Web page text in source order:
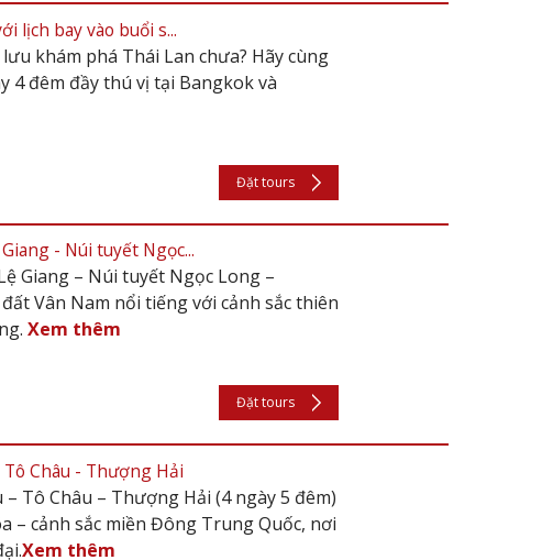
lịch bay vào buổi s...
khám phá Thái Lan chưa? Hãy cùng
4 đêm đầy thú vị tại Bangkok và
Đặt tours
- Núi tuyết Ngọc...
Giang – Núi tuyết Ngọc Long –
Vân Nam nổi tiếng với cảnh sắc thiên
Xem thêm
Đặt tours
Châu - Thượng Hải
Tô Châu – Thượng Hải (4 ngày 5 đêm)
– cảnh sắc miền Đông Trung Quốc, nơi
Xem thêm